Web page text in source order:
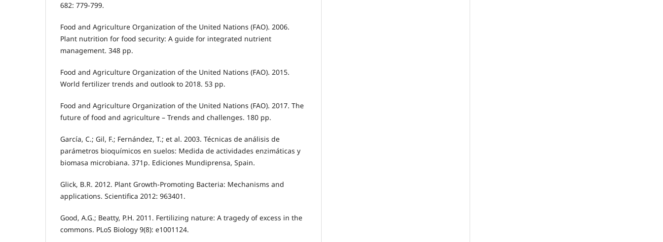
682: 779-799.
Food and Agriculture Organization of the United Nations (FAO). 2006.
Plant nutrition for food security: A guide for integrated nutrient
management. 348 pp.
Food and Agriculture Organization of the United Nations (FAO). 2015.
World fertilizer trends and outlook to 2018. 53 pp.
Food and Agriculture Organization of the United Nations (FAO). 2017. The
future of food and agriculture – Trends and challenges. 180 pp.
García, C.; Gil, F.; Fernández, T.; et al. 2003. Técnicas de análisis de
parámetros bioquímicos en suelos: Medida de actividades enzimáticas y
biomasa microbiana. 371p. Ediciones Mundiprensa, Spain.
Glick, B.R. 2012. Plant Growth-Promoting Bacteria: Mechanisms and
applications. Scientifica 2012: 963401.
Good, A.G.; Beatty, P.H. 2011. Fertilizing nature: A tragedy of excess in the
commons. PLoS Biology 9(8): e1001124.